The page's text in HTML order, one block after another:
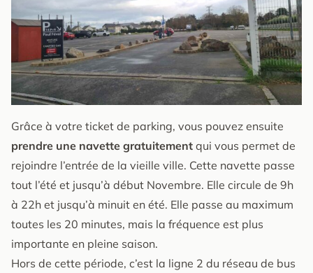
Grâce à votre ticket de parking, vous pouvez ensuite
prendre une navette gratuitement qui vous permet de
rejoindre l’entrée de la vieille ville. Cette navette passe
tout l’été et jusqu’à début Novembre. Elle circule de 9h
à 22h et jusqu’à minuit en été. Elle passe au maximum
toutes les 20 minutes, mais la fréquence est plus
importante en pleine saison.
Hors de cette période, c’est la ligne 2 du réseau de bus